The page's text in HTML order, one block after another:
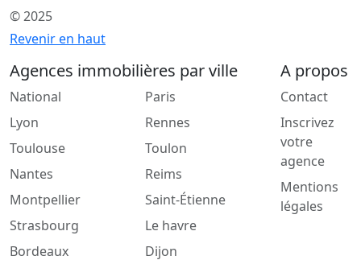
© 2025
Revenir en haut
Agences immobilières par ville
National
Lyon
Toulouse
Nantes
Montpellier
Strasbourg
Bordeaux
Paris
Rennes
Toulon
Reims
Saint-Étienne
Le havre
Dijon
A propos
Contact
Inscrivez
votre
agence
Mentions
légales